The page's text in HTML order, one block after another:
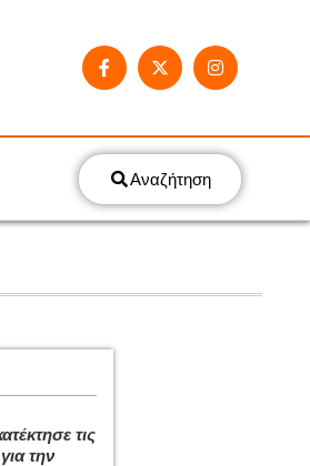
Αναζήτηση
τις
την